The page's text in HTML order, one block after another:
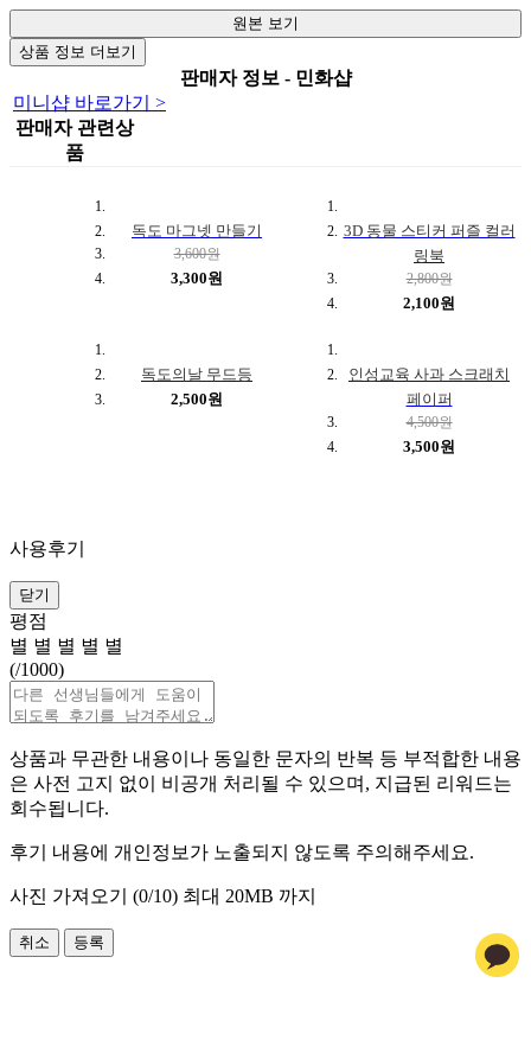
원본 보기
상품 정보 더보기
판매자 정보 - 민화샵
미니샵 바로가기 >
판매자 관련상
품
독도 마그넷 만들기
3,600원
3,300원
3D 동물 스티커 퍼즐 컬러
링북
2,800원
2,100원
독도의날 무드등
2,500원
인성교육 사과 스크래치
페이퍼
4,500원
3,500원
사용후기
닫기
평점
별 별 별 별 별
(/1000)
상품과 무관한 내용이나 동일한 문자의 반복 등 부적합한 내용
은 사전 고지 없이 비공개 처리될 수 있으며, 지급된 리워드는
회수됩니다.
후기 내용에 개인정보가 노출되지 않도록 주의해주세요.
사진 가져오기 (0/10) 최대 20MB 까지
취소 등록